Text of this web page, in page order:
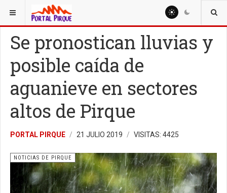
ESTÁ AQUÍ: NOTICIAS
Se pronostican lluvias y
posible caída de
aguanieve en sectores
altos de Pirque
PORTAL PIRQUE 21 JULIO 2019 VISITAS: 4425
NOTICIAS DE PIRQUE